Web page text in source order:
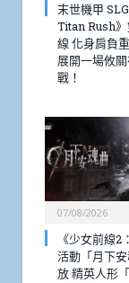
末世機甲
Titan Rush
線 化身肩負
展開一場攸
戰！
07/08/2026
《少女前線
活動「月下
放 精英人形